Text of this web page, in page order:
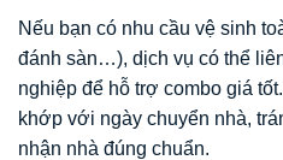
Nếu bạn có nhu cầu vệ sinh
đánh sàn…), dịch vụ có thể
nghiệp để hỗ trợ combo giá
khớp với ngày chuyển nhà,
nhận nhà đúng chuẩn.